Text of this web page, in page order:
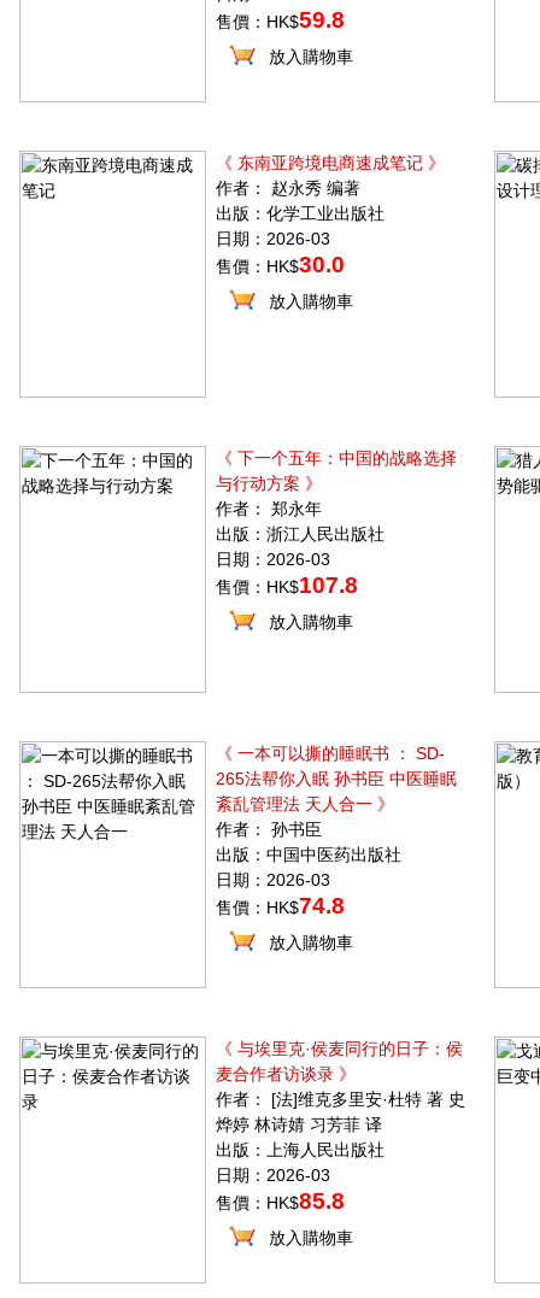
售價：HK$59.8
放入購物車
《 东南亚跨境电商速成笔记 》
作者： 赵永秀 编著
出版：化学工业出版社
日期：2026-03
售價：HK$30.0
放入購物車
《 下一个五年：中国的战略选择
与行动方案 》
作者： 郑永年
出版：浙江人民出版社
日期：2026-03
售價：HK$107.8
放入購物車
《 一本可以撕的睡眠书 ： SD-
265法帮你入眠 孙书臣 中医睡眠
紊乱管理法 天人合一 》
作者： 孙书臣
出版：中国中医药出版社
日期：2026-03
售價：HK$74.8
放入購物車
《 与埃里克·侯麦同行的日子：侯
麦合作者访谈录 》
作者： [法]维克多里安·杜特 著 史
烨婷 林诗婧 习芳菲 译
出版：上海人民出版社
日期：2026-03
售價：HK$85.8
放入購物車